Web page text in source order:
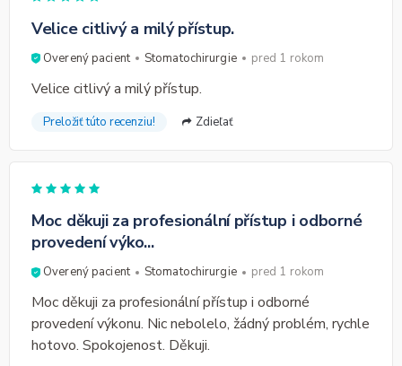
Velice citlivý a milý přístup.
Overený pacient Stomatochirurgie pred 1 rokom
Velice citlivý a milý přístup.
Preložiť túto recenziu! Zdieľať
Moc děkuji za profesionální přístup i odborné
provedení výko...
Overený pacient Stomatochirurgie pred 1 rokom
Moc děkuji za profesionální přístup i odborné
provedení výkonu. Nic nebolelo, žádný problém, rychle
hotovo. Spokojenost. Děkuji.